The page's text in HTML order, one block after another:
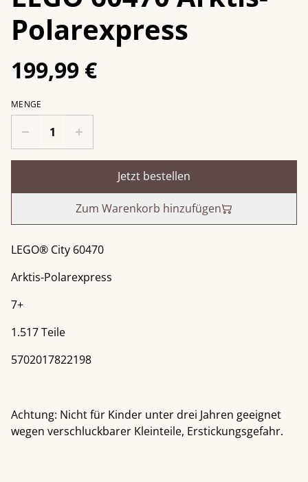
Polarexpress
199,99 €
MENGE
Jetzt bestellen
Zum Warenkorb hinzufügen
LEGO® City 60470
Arktis-Polarexpress
7+
1.517 Teile
5702017822198
Achtung: Nicht für Kinder unter drei Jahren geeignet
wegen verschluckbarer Kleinteile, Erstickungsgefahr.